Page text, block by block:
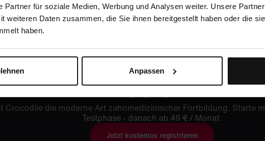
Partner für soziale Medien, Werbung und Analysen weiter. Unsere
weiteren Daten zusammen, die Sie ihnen bereitgestellt haben oder die
haben.
Anpassen
kostenlos
testen
Crocodile die moderne Art zahnmedizinischer Fortbildung. Starte
Testphase - danach ab 49 € / Monat.
Jetzt kostenlos registrieren